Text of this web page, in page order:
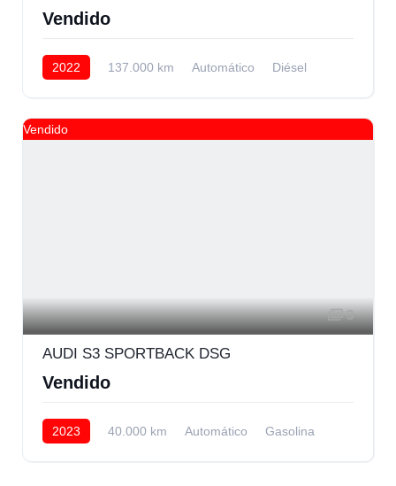
Vendido
2022 137.000 km Automático
Diésel
Vendido
3
AUDI S3 SPORTBACK DSG
Vendido
2023 40.000 km Automático
Gasolina